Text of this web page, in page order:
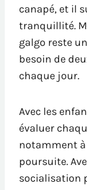
canapé, et il
tranquillité.
galgo reste
besoin de
chaque jour.
Avec les
évaluer
notamment
poursuite.
socialisation